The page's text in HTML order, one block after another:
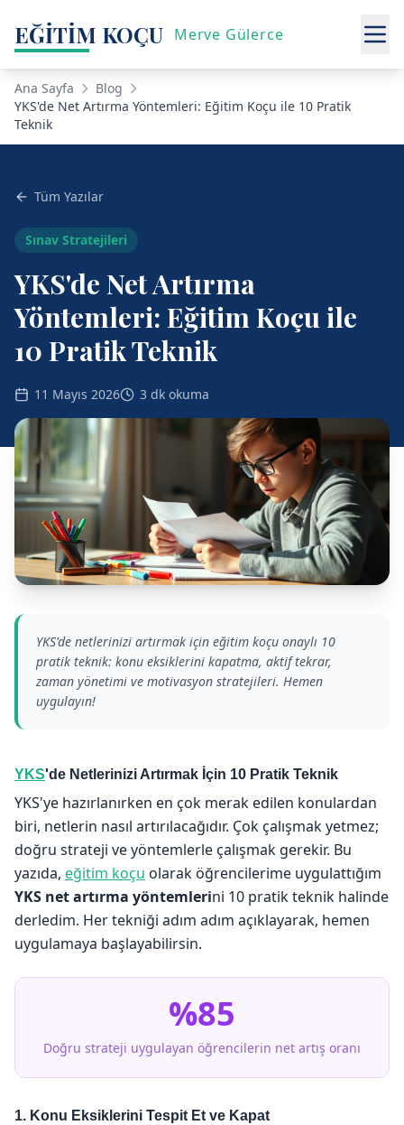
EĞİTİM KOÇU Merve Gülerce
Ana Sayfa
Blog
YKS'de Net Artırma Yöntemleri: Eğitim Koçu ile 10 Pratik
Teknik
Tüm Yazılar
Sınav Stratejileri
YKS'de Net Artırma
Yöntemleri: Eğitim Koçu ile
10 Pratik Teknik
11 Mayıs 2026 3 dk okuma
YKS'de netlerinizi artırmak için eğitim koçu onaylı 10
pratik teknik: konu eksiklerini kapatma, aktif tekrar,
zaman yönetimi ve motivasyon stratejileri. Hemen
uygulayın!
YKS'de Netlerinizi Artırmak İçin 10 Pratik Teknik
YKS'ye hazırlanırken en çok merak edilen konulardan
biri, netlerin nasıl artırılacağıdır. Çok çalışmak yetmez;
doğru strateji ve yöntemlerle çalışmak gerekir. Bu
yazıda, eğitim koçu olarak öğrencilerime uygulattığım
YKS net artırma yöntemlerini 10 pratik teknik halinde
derledim. Her tekniği adım adım açıklayarak, hemen
uygulamaya başlayabilirsin.
%85
Doğru strateji uygulayan öğrencilerin net artış oranı
1. Konu Eksiklerini Tespit Et ve Kapat